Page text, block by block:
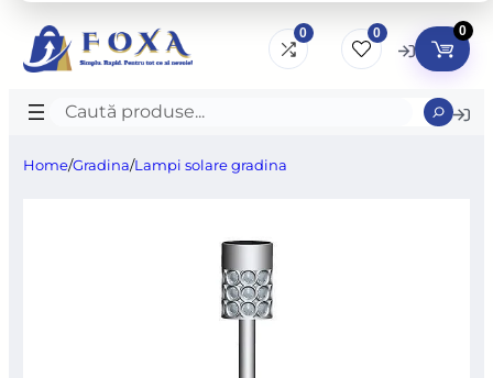
0 0 0
Caută
Home/Gradina/Lampi solare gradina